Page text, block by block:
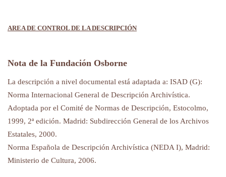
AREA DE CONTROL DE LA DESCRIPCIÓN
Nota de la Fundación Osborne
La descripción a nivel documental está adaptada a: ISAD (G):
Norma Internacional General de Descripción Archivística.
Adoptada por el Comité de Normas de Descripción, Estocolmo,
1999, 2ª edición. Madrid: Subdirección General de los Archivos
Estatales, 2000.
Norma Española de Descripción Archivística (NEDA I), Madrid:
Ministerio de Cultura, 2006.